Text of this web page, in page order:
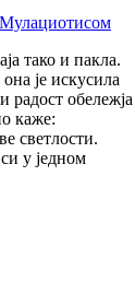
тако и пакла.
је искусила
радост обележја
каже:
светлости.
у једном